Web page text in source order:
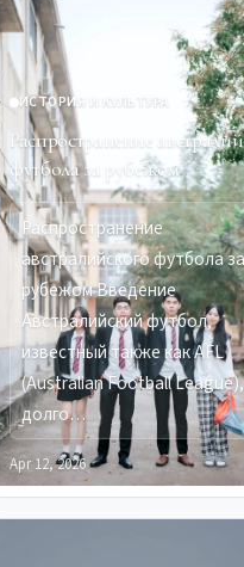
ИСТОРИЯ И КУЛЬТУРА
Распространение
футбола за рубежом
Распространение
австралийского футбола
рубежом Введение
Австралийский футбол,
известный также как AFL
(Australian Football League),
долго…
Apr 12, 2026